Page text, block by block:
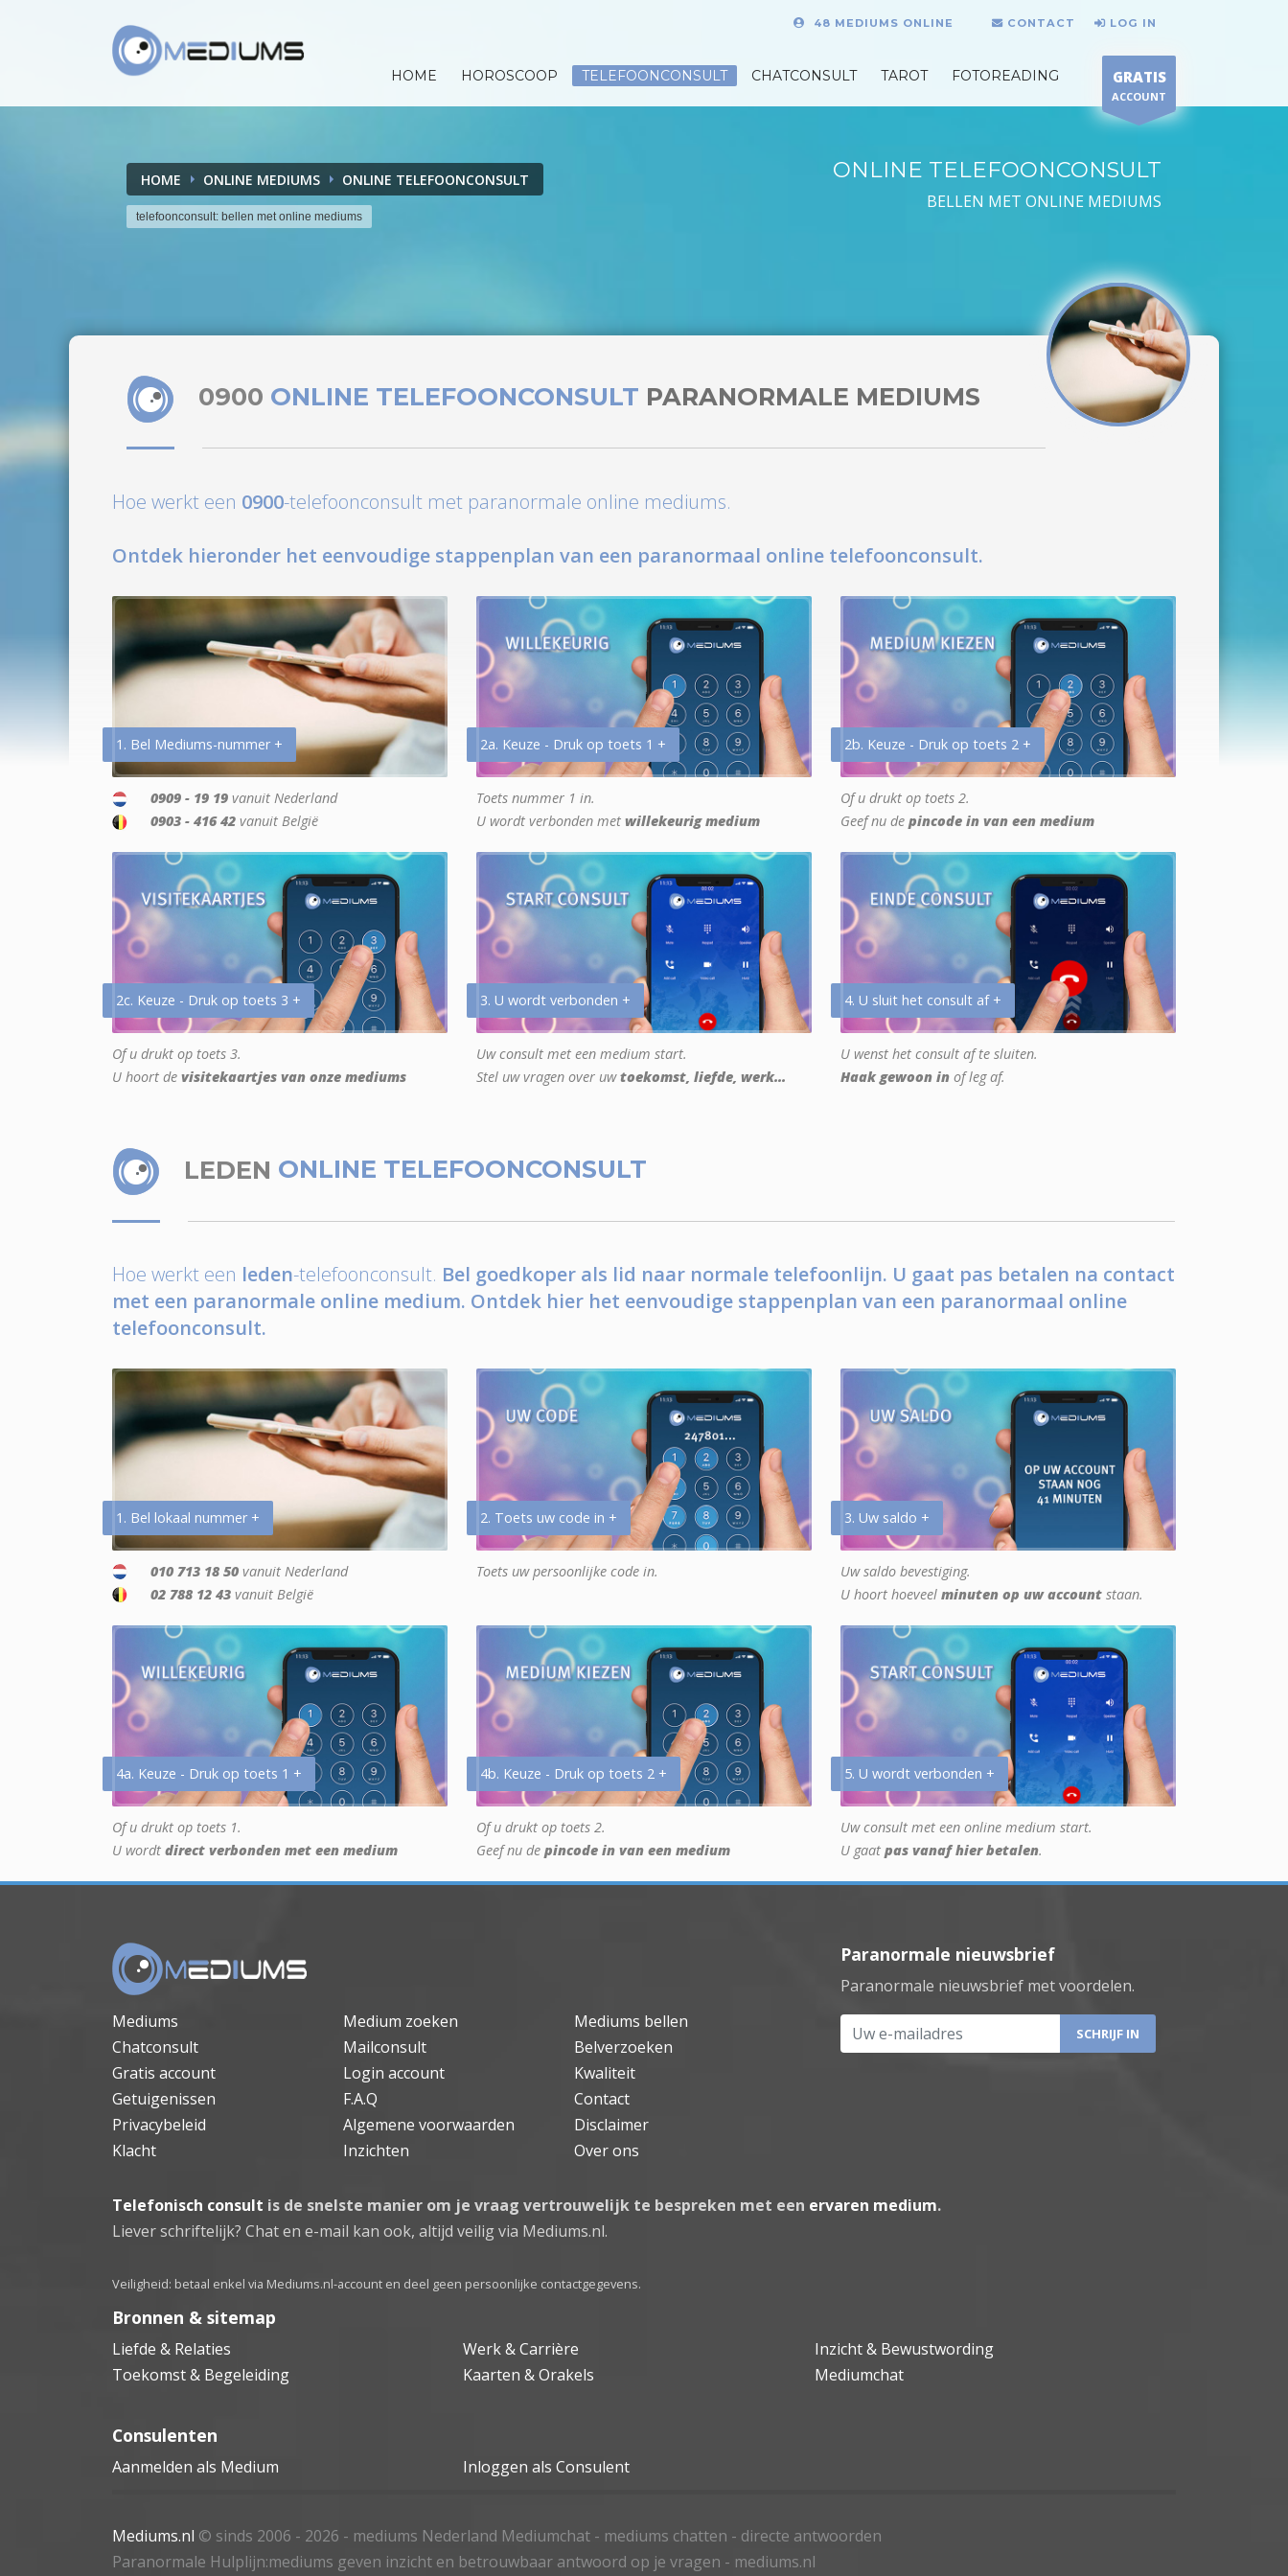
48 MEDIUMS ONLINE CONTACT LOG IN
HOME HOROSCOOP TELEFOONCONSULT CHATCONSULT TAROT FOTOREADING GRATIS
ACCOUNT
HOME ONLINE MEDIUMS ONLINE TELEFOONCONSULT
telefoonconsult: bellen met online mediums
ONLINE TELEFOONCONSULT
BELLEN MET ONLINE MEDIUMS
0900 ONLINE TELEFOONCONSULT PARANORMALE MEDIUMS
Hoe werkt een 0900-telefoonconsult met paranormale online mediums.
Ontdek hieronder het eenvoudige stappenplan van een paranormaal online telefoonconsult.
1. Bel Mediums-nummer +
0909 - 19 19 vanuit Nederland
0903 - 416 42 vanuit België
2a. Keuze - Druk op toets 1 +
Toets nummer 1 in.
U wordt verbonden met willekeurig medium
2b. Keuze - Druk op toets 2 +
Of u drukt op toets 2.
Geef nu de pincode in van een medium
2c. Keuze - Druk op toets 3 +
Of u drukt op toets 3.
U hoort de visitekaartjes van onze mediums
3. U wordt verbonden +
Uw consult met een medium start.
Stel uw vragen over uwtoekomst, liefde, werk...
4. U sluit het consult af +
U wenst het consult af te sluiten.
Haak gewoon in of leg af.
LEDEN ONLINE TELEFOONCONSULT
Hoe werkt een leden-telefoonconsult. Bel goedkoper als lid naar normale telefoonlijn. U gaat pas betalen na contact
met een paranormale online medium. Ontdek hier het eenvoudige stappenplan van een paranormaal online
telefoonconsult.
1. Bel lokaal nummer +
010 713 18 50 vanuit Nederland
02 788 12 43 vanuit België
2. Toets uw code in +
Toets uw persoonlijke code in.
3. Uw saldo +
Uw saldo bevestiging.
U hoort hoeveel minuten op uw account staan.
4a. Keuze - Druk op toets 1 +
Of u drukt op toets 1.
U wordt direct verbonden met een medium
4b. Keuze - Druk op toets 2 +
Of u drukt op toets 2.
Geef nu de pincode in van een medium
5. U wordt verbonden +
Uw consult met een online medium start.
U gaat pas vanaf hier betalen.
Mediums Medium zoeken
Mediums bellen
Chatconsult
Mailconsult
Belverzoeken
Gratis account
Login account
Kwaliteit
Getuigenissen
F.A.Q
Contact
Privacybeleid
Algemene voorwaarden
Disclaimer
Klacht
Inzichten Over ons
Paranormale nieuwsbrief
Paranormale nieuwsbrief met voordelen.
Uw e-mailadres
Telefonisch consult is de snelste manier om je vraag vertrouwelijk te bespreken met een ervaren medium.
Liever schriftelijk? Chat en e-mail kan ook, altijd veilig via Mediums.nl.
Veiligheid: betaal enkel via Mediums.nl-account en deel geen persoonlijke contactgegevens.
Bronnen & sitemap
Liefde & Relaties Werk & Carrière
Inzicht & Bewustwording
Toekomst & Begeleiding
Kaarten & Orakels Mediumchat
Consulenten
Aanmelden als Medium Inloggen als Consulent
Mediums.nl © sinds 2006 - 2026 - mediums Nederland Mediumchat - mediums chatten - directe antwoorden
Paranormale Hulplijn:mediums geven inzicht en betrouwbaar antwoord op je vragen - mediums.nl